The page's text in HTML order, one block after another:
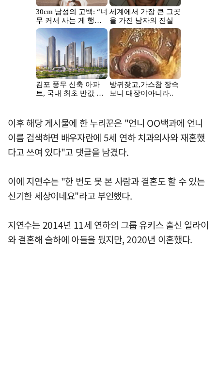
이후 해당 게시물에 한 누리꾼은 "언니 OO백과에 언니
이름 검색하면 배우자란에 5세 연하 치과의사와 재혼했
다고 쓰여 있다"고 댓글을 남겼다.
이에 지연수는 "한 번도 못 본 사람과 결혼도 할 수 있는
신기한 세상이네요"라고 부인했다.
지연수는 2014년 11세 연하의 그룹 유키스 출신 일라이
와 결혼해 슬하에 아들을 뒀지만, 2020년 이혼했다.